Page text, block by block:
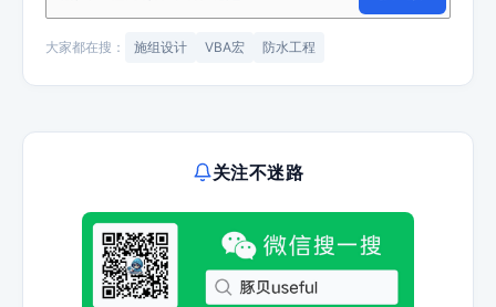
大家都在搜： 施组设计 VBA宏 防水工程
关注不迷路